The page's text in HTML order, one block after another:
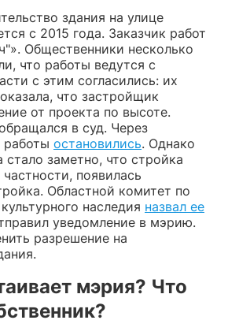
здания на улице
с 2015 года. Заказчик работ
Общественники несколько
что работы ведутся с
с этим согласились: их
что застройщик
от проекта по высоте.
в суд. Через
работы остановились. Однако
стало заметно, что стройка
появилась
Областной комитет по
наследия назвал ее
уведомление в мэрию.
разрешение на
мэрия? Что